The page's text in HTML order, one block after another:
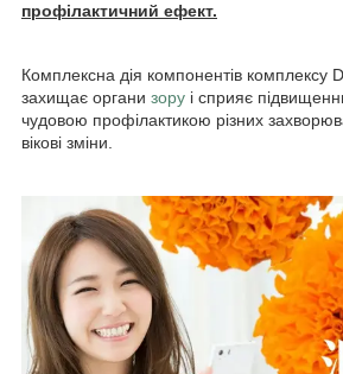
профілактичний ефект.
Комплексна дія компонентів комплексу
захищає органи зору і сприяє
чудовою профілактикою різних
вікові зміни.